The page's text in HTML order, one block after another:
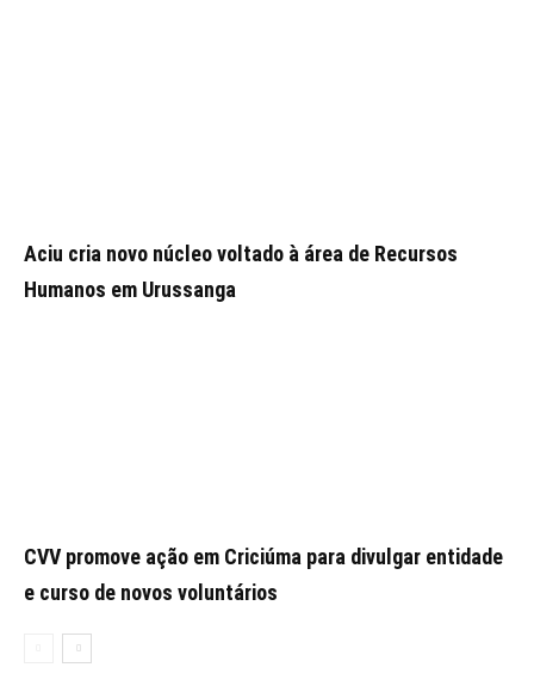
Aciu cria novo núcleo voltado à área de Recursos
Humanos em Urussanga
CVV promove ação em Criciúma para divulgar entidade
e curso de novos voluntários